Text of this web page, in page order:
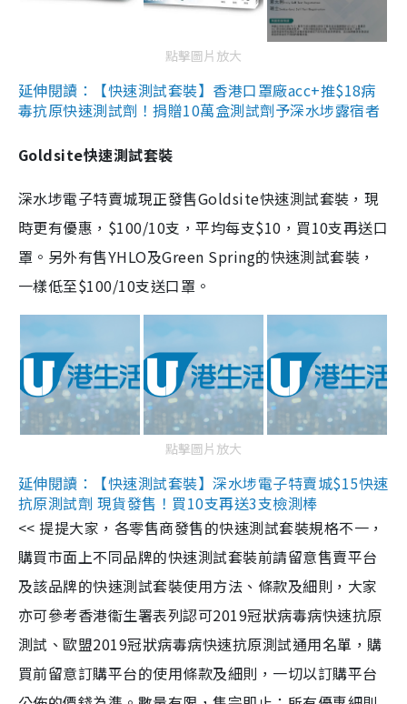
點擊圖片放大
延伸閱讀：【快速測試套裝】香港口罩廠acc+推$18病
毒抗原快速測試劑！捐贈10萬盒測試劑予深水埗露宿者
Goldsite快速測試套裝
深水埗電子特賣城現正發售Goldsite快速測試套裝，現
時更有優惠，$100/10支，平均每支$10，買10支再送口
罩。另外有售YHLO及Green Spring的快速測試套裝，
一樣低至$100/10支送口罩。
點擊圖片放大
延伸閱讀：【快速測試套裝】深水埗電子特賣城$15快速
抗原測試劑 現貨發售！買10支再送3支檢測棒
<< 提提大家，各零售商發售的快速測試套裝規格不一，
購買市面上不同品牌的快速測試套裝前請留意售賣平台
及該品牌的快速測試套裝使用方法、條款及細則，大家
亦可參考香港衞生署表列認可2019冠狀病毒病快速抗原
測試、歐盟2019冠狀病毒病快速抗原測試通用名單，購
買前留意訂購平台的使用條款及細則，一切以訂購平台